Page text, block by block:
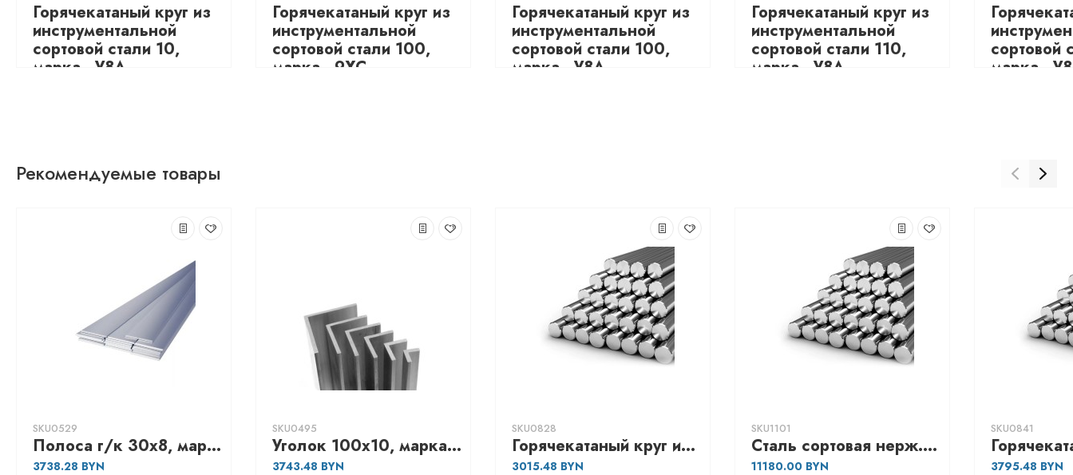
Горячекатаный круг из
инструментальной
сортовой стали 10,
марка - У8А
Горячекатаный круг из
инструментальной
сортовой стали 100,
марка - 9ХС
Горячекатаный круг из
инструментальной
сортовой стали 100,
марка - У8А
Горячекатаный круг из
инструментальной
сортовой стали 110,
марка - У8А
сортовой
марка -
Рекомендуемые товары
SKU0529
Полоса г/к 30х8, марка - Ст3
3738.28
SKU0495
Уголок 100х10, марка - С355
3743.48
SKU0828
Горячекатаный круг из конструкционной сортовой стали 34, марка - Ст45
3015.48
SKU1101
Сталь сортовая нерж. жаропрочная Круг горячекатаный 95, марка - 30Х13
11180.00
SKU0841
3795.48